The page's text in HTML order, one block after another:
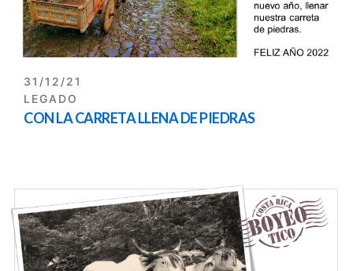
31/12/21
LEGADO
CON LA CARRETA LLENA DE PIEDRAS